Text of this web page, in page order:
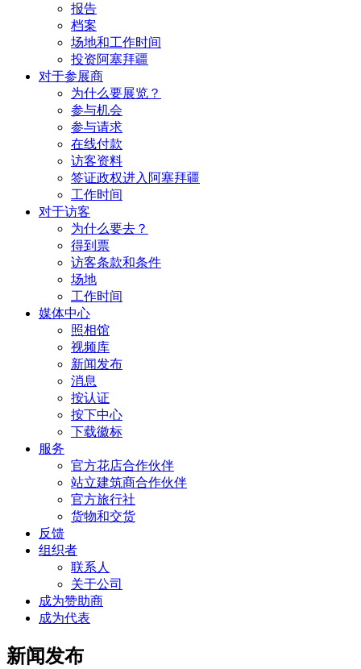
报告
档案
场地和工作时间
投资阿塞拜疆
对于参展商
为什么要展览？
参与机会
参与请求
在线付款
访客资料
签证政权进入阿塞拜疆
工作时间
对于访客
为什么要去？
得到票
访客条款和条件
场地
工作时间
媒体中心
照相馆
视频库
新闻发布
消息
按认证
按下中心
下载徽标
服务
官方花店合作伙伴
站立建筑商合作伙伴
官方旅行社
货物和交货
反馈
组织者
联系人
关于公司
成为赞助商
成为代表
新闻发布